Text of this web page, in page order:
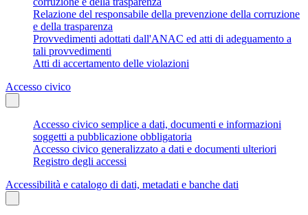
Relazione del responsabile della prevenzione della corruzione
e della trasparenza
Provvedimenti adottati dall'ANAC ed atti di adeguamento a
tali provvedimenti
Atti di accertamento delle violazioni
Accesso civico
Accesso civico semplice a dati, documenti e informazioni
soggetti a pubblicazione obbligatoria
Accesso civico generalizzato a dati e documenti ulteriori
Registro degli accessi
Accessibilità e catalogo di dati, metadati e banche dati